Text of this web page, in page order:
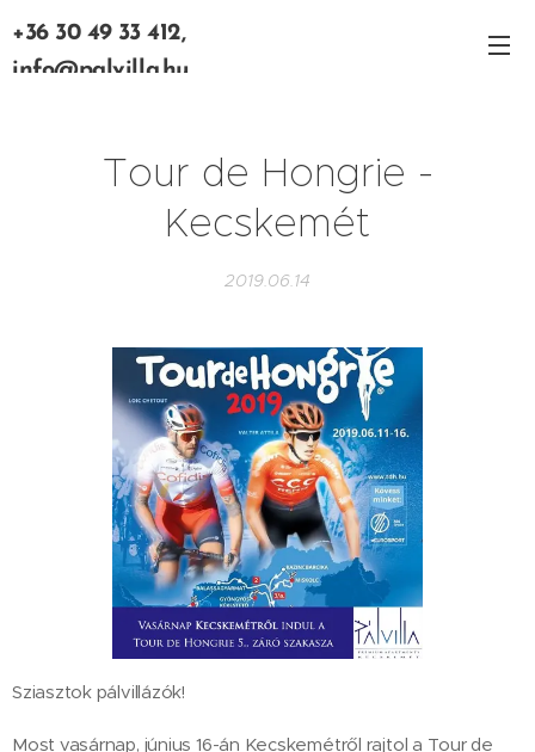
+36 30 49 33 412,
info@palvilla.hu
Tour de Hongrie -
Kecskemét
2019.06.14
Sziasztok pálvillázók! 🚴‍♂️
Most vasárnap, június 16-án Kecskemétről rajtol a Tour de